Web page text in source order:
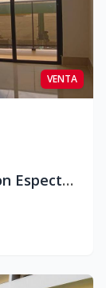
VENTA
Apartamento de 1 Habitación con Espectacular Vista al Mar